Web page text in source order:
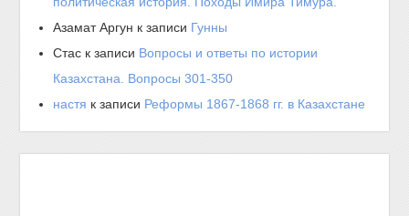
Азамат Аргун к записи Гунны
Стас к записи Вопросы и ответы по истории
Казахстана. Вопросы 301-350
настя к записи Реформы 1867-1868 гг. в Казахстане